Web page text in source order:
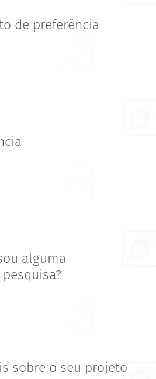
de preferência
alguma
sobre o seu projeto